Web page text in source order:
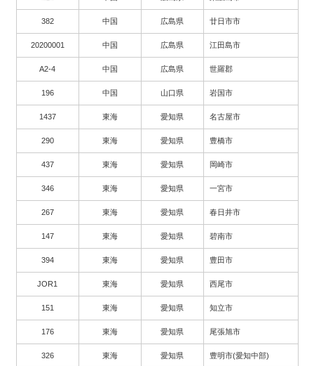
382 中国 広島県 廿日市市
20200001 中国 広島県 江田島市
A2-4 中国 広島県 世羅郡
196 中国 山口県 岩国市
1437 東海 愛知県 名古屋市
290 東海 愛知県 豊橋市
437 東海 愛知県 岡崎市
346 東海 愛知県 一宮市
267 東海 愛知県 春日井市
147 東海 愛知県 碧南市
394 東海 愛知県 豊田市
JOR1 東海 愛知県 西尾市
151 東海 愛知県 知立市
176 東海 愛知県 尾張旭市
326 東海 愛知県 豊明市(愛知中部)